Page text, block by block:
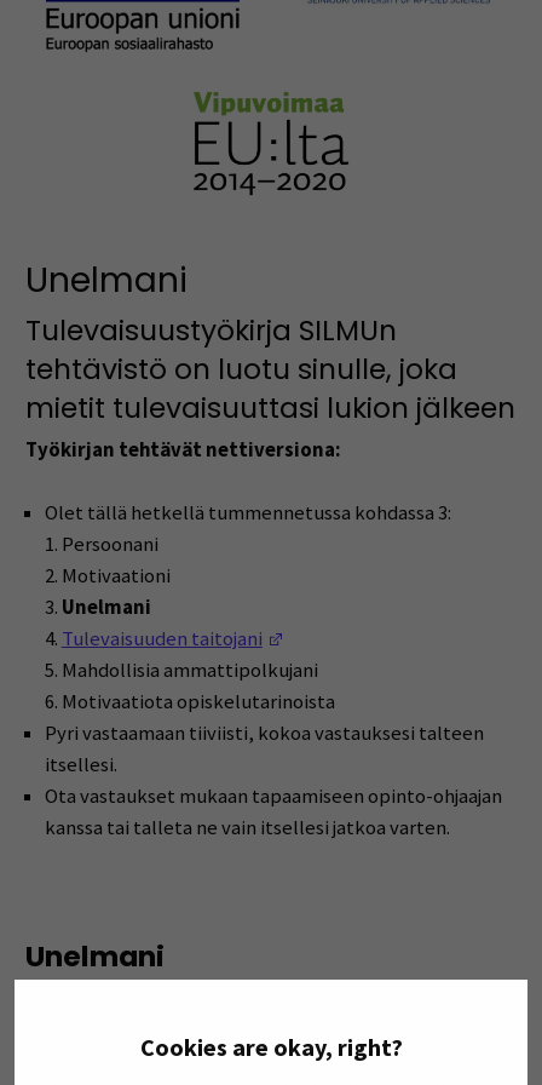
Cookies are okay, right?
Unelmani
Tulevaisuustyökirja SILMUn
tehtävistö on luotu sinulle, joka
mietit tulevaisuuttasi lukion jälkeen
Työkirjan tehtävät nettiversiona:
Olet tällä hetkellä tummennetussa kohdassa 3:
1. Persoonani
2. Motivaationi
3. Unelmani
4. Tulevaisuuden taitojani
5. Mahdollisia ammattipolkujani
6. Motivaatiota opiskelutarinoista
Pyri vastaamaan tiiviisti, kokoa vastauksesi talteen
itsellesi.
Ota vastaukset mukaan tapaamiseen opinto-ohjaajan
kanssa tai talleta ne vain itsellesi jatkoa varten.
Unelmani